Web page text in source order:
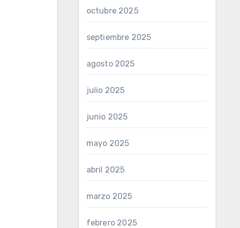
octubre 2025
septiembre 2025
agosto 2025
julio 2025
junio 2025
mayo 2025
abril 2025
marzo 2025
febrero 2025